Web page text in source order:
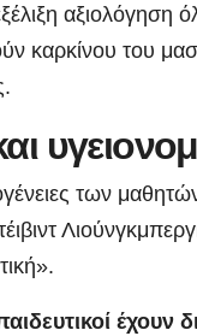
αξιολόγηση
καρκίνου του
των